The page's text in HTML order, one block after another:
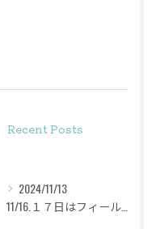
Recent Posts
2024/11/13